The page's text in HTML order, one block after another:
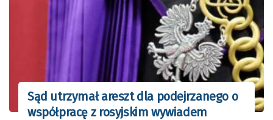
Sąd utrzymał areszt dla podejrzanego o
współpracę z rosyjskim wywiadem